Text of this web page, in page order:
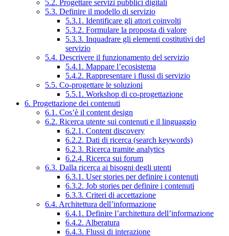
5.2. Progettare servizi pubblici digitali
5.3. Definire il modello di servizio
5.3.1. Identificare gli attori coinvolti
5.3.2. Formulare la proposta di valore
5.3.3. Inquadrare gli elementi costitutivi del
servizio
5.4. Descrivere il funzionamento del servizio
5.4.1. Mappare l’ecosistema
5.4.2. Rappresentare i flussi di servizio
5.5. Co-progettare le soluzioni
5.5.1. Workshop di co-progettazione
6. Progettazione dei contenuti
6.1. Cos’è il content design
6.2. Ricerca utente sui contenuti e il linguaggio
6.2.1. Content discovery
6.2.2. Dati di ricerca (search keywords)
6.2.3. Ricerca tramite analytics
6.2.4. Ricerca sui forum
6.3. Dalla ricerca ai bisogni degli utenti
6.3.1. User stories per definire i contenuti
6.3.2. Job stories per definire i contenuti
6.3.3. Criteri di accettazione
6.4. Architettura dell’informazione
6.4.1. Definire l’architettura dell’informazione
6.4.2. Alberatura
6.4.3. Flussi di interazione